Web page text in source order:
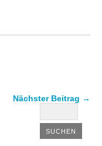
Nächster Beitrag →